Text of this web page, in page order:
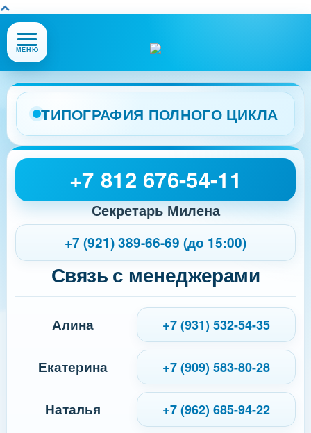
Открыть
или
меню
сайта
МЕНЮ
ТИПОГРАФИЯ ПОЛНОГО ЦИКЛА
+7 812 676-54-11
Секретарь Милена
+7 (921) 389-66-69 (до 15:00)
Связь с менеджерами
Алина +7 (931) 532-54-35
Екатерина +7 (909) 583-80-28
Наталья +7 (962) 685-94-22